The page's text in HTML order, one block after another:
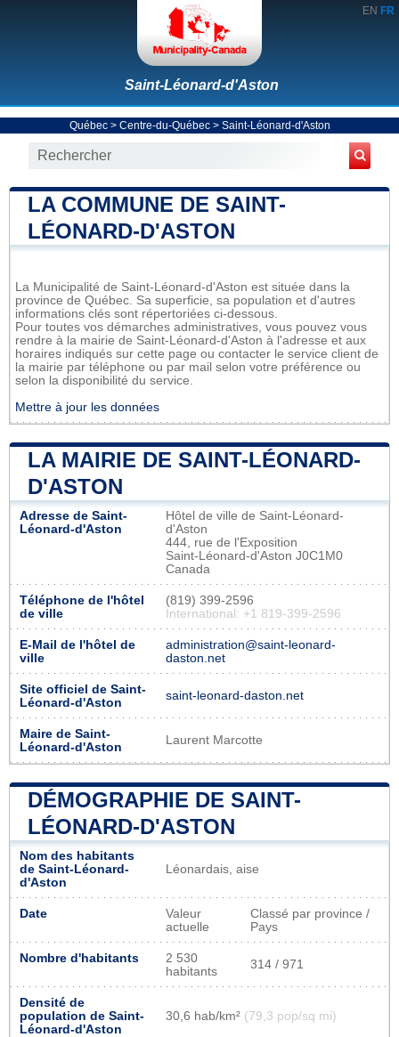
EN FR
Saint-Léonard-d'Aston
Québec> Centre-du-Québec> Saint-Léonard-d'Aston
LA COMMUNE DE SAINT-
LÉONARD-D'ASTON
La Municipalité de Saint-Léonard-d'Aston est située dans la
province de Québec. Sa superficie, sa population et d'autres
informations clés sont répertoriées ci-dessous.
Pour toutes vos démarches administratives, vous pouvez vous
rendre à la mairie de Saint-Léonard-d'Aston à l'adresse et aux
horaires indiqués sur cette page ou contacter le service client de
la mairie par téléphone ou par mail selon votre préférence ou
selon la disponibilité du service.
Mettre à jour les données
LA MAIRIE DE SAINT-LÉONARD-
D'ASTON
Adresse de Saint-
Léonard-d'Aston
Hôtel de ville de Saint-Léonard-
d'Aston
444, rue de l'Exposition
Saint-Léonard-d'Aston J0C1M0
Canada
Téléphone de l'hôtel
de ville
(819) 399-2596
International: +1 819-399-2596
E-Mail de l'hôtel de
ville
administration@saint-leonard-
daston.net
Site officiel de Saint-
Léonard-d'Aston
saint-leonard-daston.net
Maire de Saint-
Léonard-d'Aston
Laurent Marcotte
DÉMOGRAPHIE DE SAINT-
LÉONARD-D'ASTON
Nom des habitants
de Saint-Léonard-
d'Aston
Léonardais, aise
Date
Valeur
actuelle
Classé par province /
Pays
Nombre d'habitants
2 530
habitants
314 / 971
Densité de
population de Saint-
Léonard-d'Aston
30,6 hab/km² (79,3 pop/sq mi)